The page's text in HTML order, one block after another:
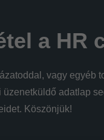
a HR
vagy egyéb
adatlap
Köszönjük!